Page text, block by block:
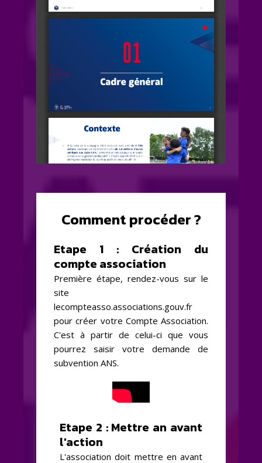
Comment procéder ?
Etape 1 : Création du
compte association
Première étape, rendez-vous sur le
site
lecompteasso.associations.gouv.fr
pour créer votre Compte Association.
C'est à partir de celui-ci que vous
pourrez saisir votre demande de
subvention ANS. ​
Etape 2 : Mettre an avant
l'action
L'association doit mettre en avant